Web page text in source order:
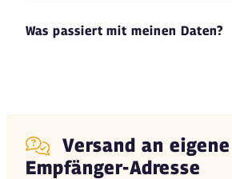
Was passiert mit meinen Daten?
Versand an
Empfänger-Adresse